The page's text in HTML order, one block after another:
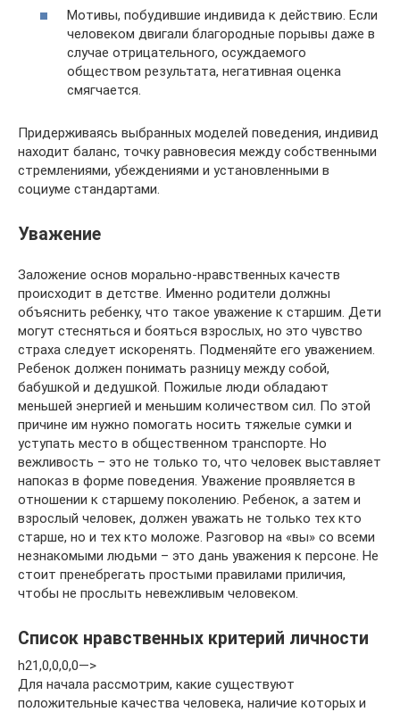
Мотивы, побудившие индивида к действию. Если
человеком двигали благородные порывы даже в
случае отрицательного, осуждаемого
обществом результата, негативная оценка
смягчается.
Придерживаясь выбранных моделей поведения, индивид
находит баланс, точку равновесия между собственными
стремлениями, убеждениями и установленными в
социуме стандартами.
Уважение
Заложение основ морально-нравственных качеств
происходит в детстве. Именно родители должны
объяснить ребенку, что такое уважение к старшим. Дети
могут стесняться и бояться взрослых, но это чувство
страха следует искоренять. Подменяйте его уважением.
Ребенок должен понимать разницу между собой,
бабушкой и дедушкой. Пожилые люди обладают
меньшей энергией и меньшим количеством сил. По этой
причине им нужно помогать носить тяжелые сумки и
уступать место в общественном транспорте. Но
вежливость – это не только то, что человек выставляет
напоказ в форме поведения. Уважение проявляется в
отношении к старшему поколению. Ребенок, а затем и
взрослый человек, должен уважать не только тех кто
старше, но и тех кто моложе. Разговор на «вы» со всеми
незнакомыми людьми – это дань уважения к персоне. Не
стоит пренебрегать простыми правилами приличия,
чтобы не прослыть невежливым человеком.
Список нравственных критерий личности
h21,0,0,0,0—>
Для начала рассмотрим, какие существуют
положительные качества человека, наличие которых и